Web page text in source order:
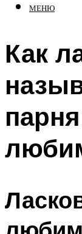
МЕНЮ
Как